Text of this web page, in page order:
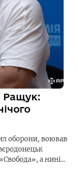
Ращук:
оборони, воював
а нині…